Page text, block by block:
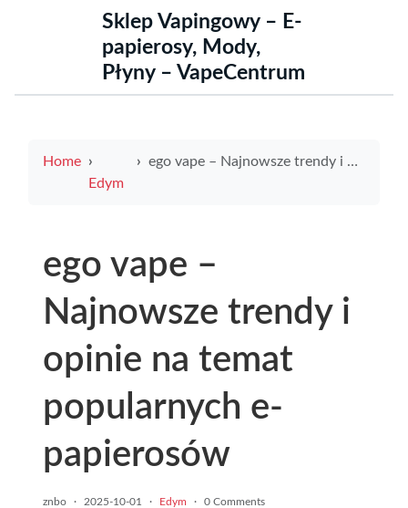
Sklep Vapingowy – E-
papierosy, Mody,
Płyny – VapeCentrum
Home
Edym
ego vape – Najnowsze trendy i opinie na temat popularnych e-papierosów
ego vape –
Najnowsze trendy i
opinie na temat
popularnych e-
papierosów
znbo · 2025-10-01 · Edym · 0 Comments